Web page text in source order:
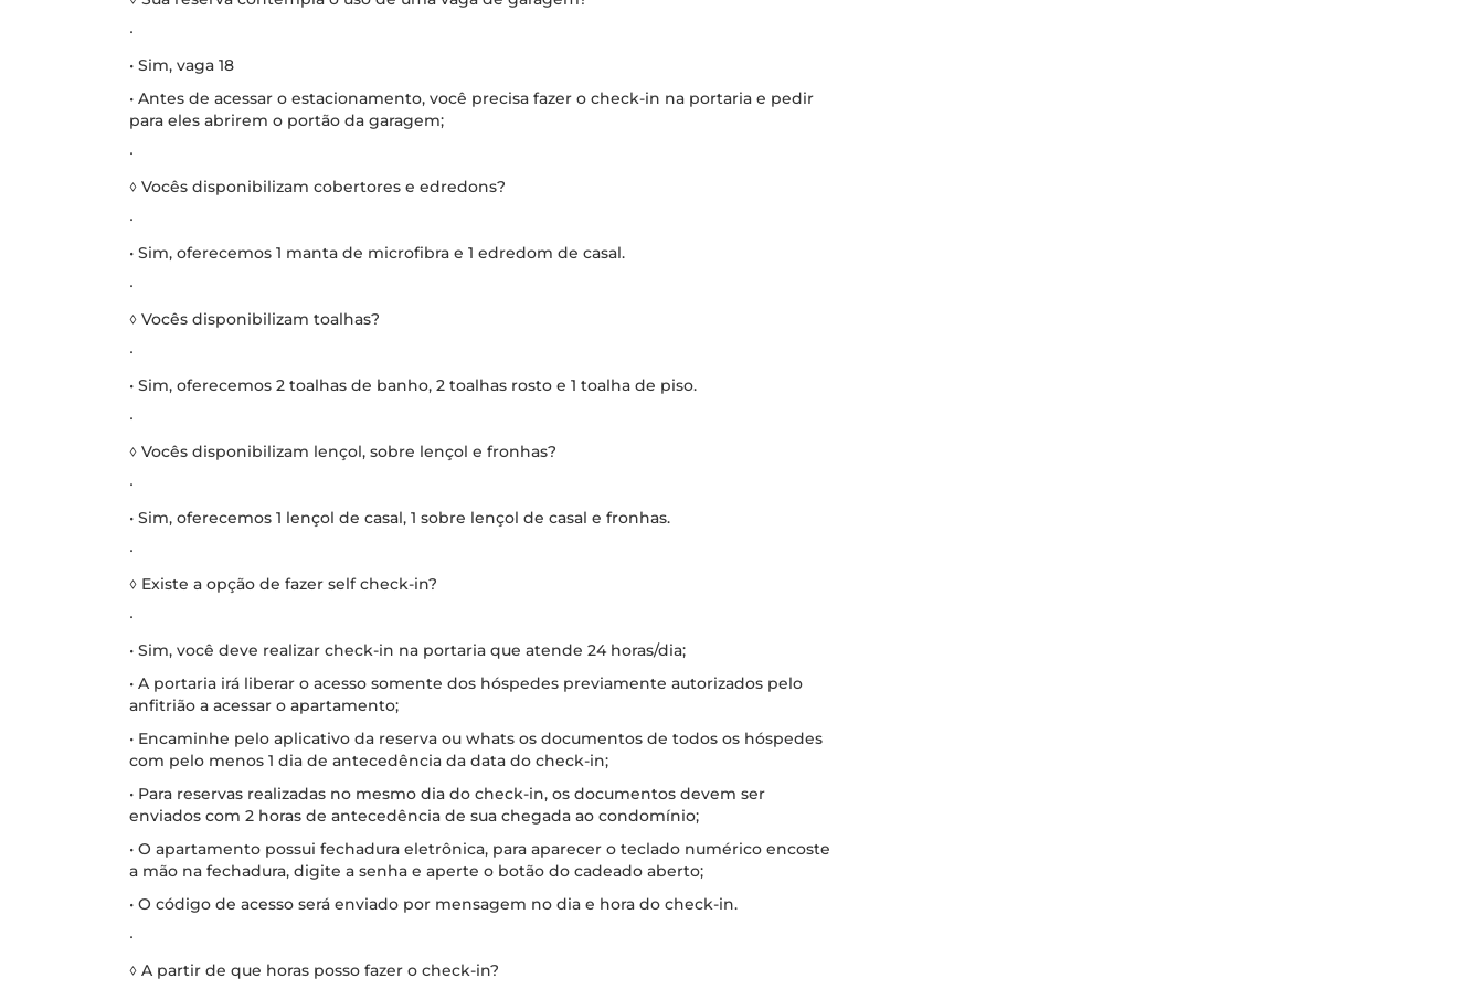
∙
• Sim, vaga 18
• Antes de acessar o estacionamento, você precisa fazer o check-in na portaria e pedir
para eles abrirem o portão da garagem;
∙
◊ Vocês disponibilizam cobertores e edredons?
∙
• Sim, oferecemos 1 manta de microfibra e 1 edredom de casal.
∙
◊ Vocês disponibilizam toalhas?
∙
• Sim, oferecemos 2 toalhas de banho, 2 toalhas rosto e 1 toalha de piso.
∙
◊ Vocês disponibilizam lençol, sobre lençol e fronhas?
∙
• Sim, oferecemos 1 lençol de casal, 1 sobre lençol de casal e fronhas.
∙
◊ Existe a opção de fazer self check-in?
∙
• Sim, você deve realizar check-in na portaria que atende 24 horas/dia;
• A portaria irá liberar o acesso somente dos hóspedes previamente autorizados pelo
anfitrião a acessar o apartamento;
• Encaminhe pelo aplicativo da reserva ou whats os documentos de todos os hóspedes
com pelo menos 1 dia de antecedência da data do check-in;
• Para reservas realizadas no mesmo dia do check-in, os documentos devem ser
enviados com 2 horas de antecedência de sua chegada ao condomínio;
• O apartamento possui fechadura eletrônica, para aparecer o teclado numérico encoste
a mão na fechadura, digite a senha e aperte o botão do cadeado aberto;
• O código de acesso será enviado por mensagem no dia e hora do check-in.
∙
◊ A partir de que horas posso fazer o check-in?